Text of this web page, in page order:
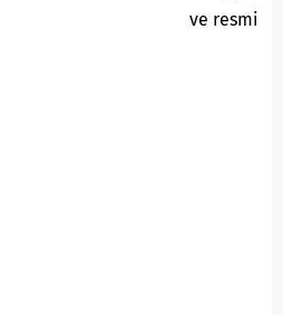
ve resmi